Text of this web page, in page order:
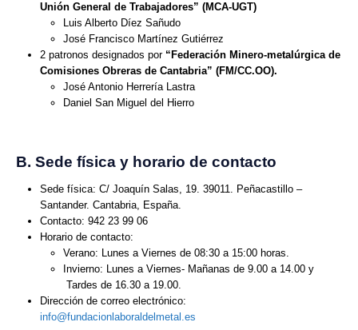
Unión General de Trabajadores” (MCA-UGT)
Luis Alberto Díez Sañudo
José Francisco Martínez Gutiérrez
2 patronos designados por “Federación Minero-metalúrgica de
Comisiones Obreras de Cantabria” (FM/CC.OO).
José Antonio Herrería Lastra
Daniel San Miguel del Hierro
B. Sede física y horario de contacto
Sede física: C/ Joaquín Salas, 19. 39011. Peñacastillo –
Santander. Cantabria, España.
Contacto: 942 23 99 06
Horario de contacto:
Verano: Lunes a Viernes de 08:30 a 15:00 horas.
Invierno: Lunes a Viernes- Mañanas de 9.00 a 14.00 y
Tardes de 16.30 a 19.00.
Dirección de correo electrónico:
info@fundacionlaboraldelmetal.es